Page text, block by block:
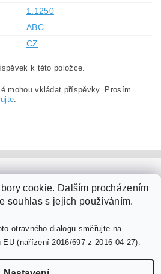
1:1250
ABC
CZ
k této položce.
mohou vkládat příspěvky. Prosím
.
cookie. Dalším procházením
souhlas s jejich používáním.
otravného dialogu směřujte na
(nařízení 2016/697 z 2016-04-27).